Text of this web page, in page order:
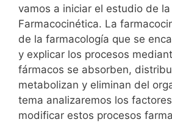
vamos a iniciar el estudio de la
Farmacocinética. La
de la farmacología que se
y explicar los procesos
fármacos se absorben,
metabolizan y eliminan del
tema analizaremos los
modificar estos procesos